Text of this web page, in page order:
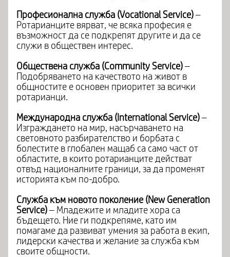
Професионална служба (Vocational Service) –
Ротарианците вярват, че всяка професия е
възможност да се подкрепят другите и да се
служи в обществен интерес.
Обществена служба (Community Service) –
Подобряването на качеството на живот в
общностите е основен приоритет за всички
ротарианци.
Международна служба (International Service) –
Изграждането на мир, насърчаването на
световното разбирателство и борбата с
болестите в глобален мащаб са само част от
областите, в които ротарианците действат
отвъд националните граници, за да променят
историята към по-добро.
Служба към новото поколение (New Generation
Service) – Младежите и младите хора са
бъдещето. Ние ги подкрепяме, като им
помагаме да развиват умения за работа в екип,
лидерски качества и желание за служба към
своите общности.